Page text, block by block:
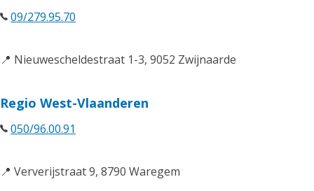
09/279.95.70
📍 Nieuwescheldestraat 1-3, 9052 Zwijnaarde
Regio West-Vlaanderen
050/96.00.91
📍 Ververijstraat 9, 8790 Waregem